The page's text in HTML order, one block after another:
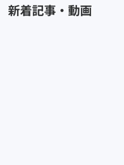
新着記事・動画